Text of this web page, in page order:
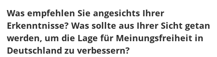
Was empfehlen Sie angesichts Ihrer
Erkenntnisse? Was sollte aus Ihrer Sicht getan
werden, um die Lage für Meinungsfreiheit in
Deutschland zu verbessern?